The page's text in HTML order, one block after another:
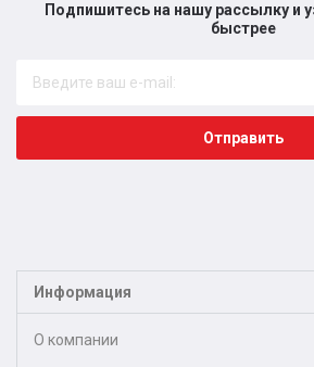
Подпишитесь на нашу рассылку и
быстрее​
Отправить
Информация
О компании